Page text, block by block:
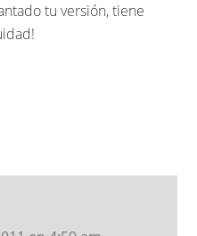
tu versión, tiene